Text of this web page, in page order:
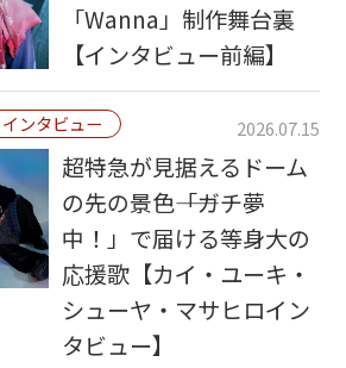
「Wanna」制作舞台裏
【インタビュー前編】
インタビュー 2026.07.15
超特急が見据えるドーム
の先の景色――「ガチ夢
中！」で届ける等身大の
応援歌【カイ・ユーキ・
シューヤ・マサヒロイン
タビュー】